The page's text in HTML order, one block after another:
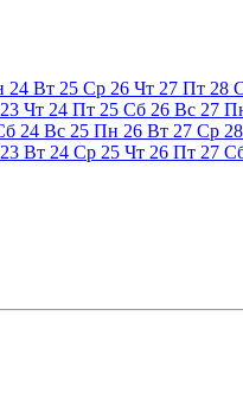
24 Вт 25 Ср 26 Чт 27 Пт 28
23 Чт 24 Пт 25 Сб 26 Вс 27
24 Вс 25 Пн 26 Вт 27 Ср 28
23 Вт 24 Ср 25 Чт 26 Пт 27